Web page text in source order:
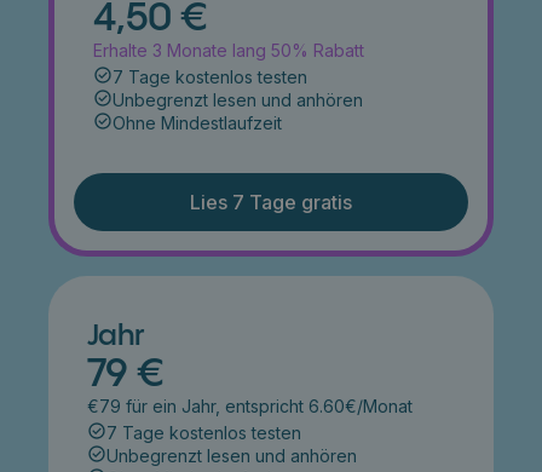
4,50 €
Erhalte 3 Monate lang 50% Rabatt
7 Tage kostenlos testen
Unbegrenzt lesen und anhören
Ohne Mindestlaufzeit
Lies 7 Tage gratis
Jahr
79 €
€79 für ein Jahr, entspricht 6.60€/Monat
7 Tage kostenlos testen
Unbegrenzt lesen und anhören